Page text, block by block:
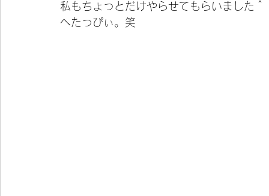
私もちょっとだけやらせてもらいました＾
へたっぴぃ。笑